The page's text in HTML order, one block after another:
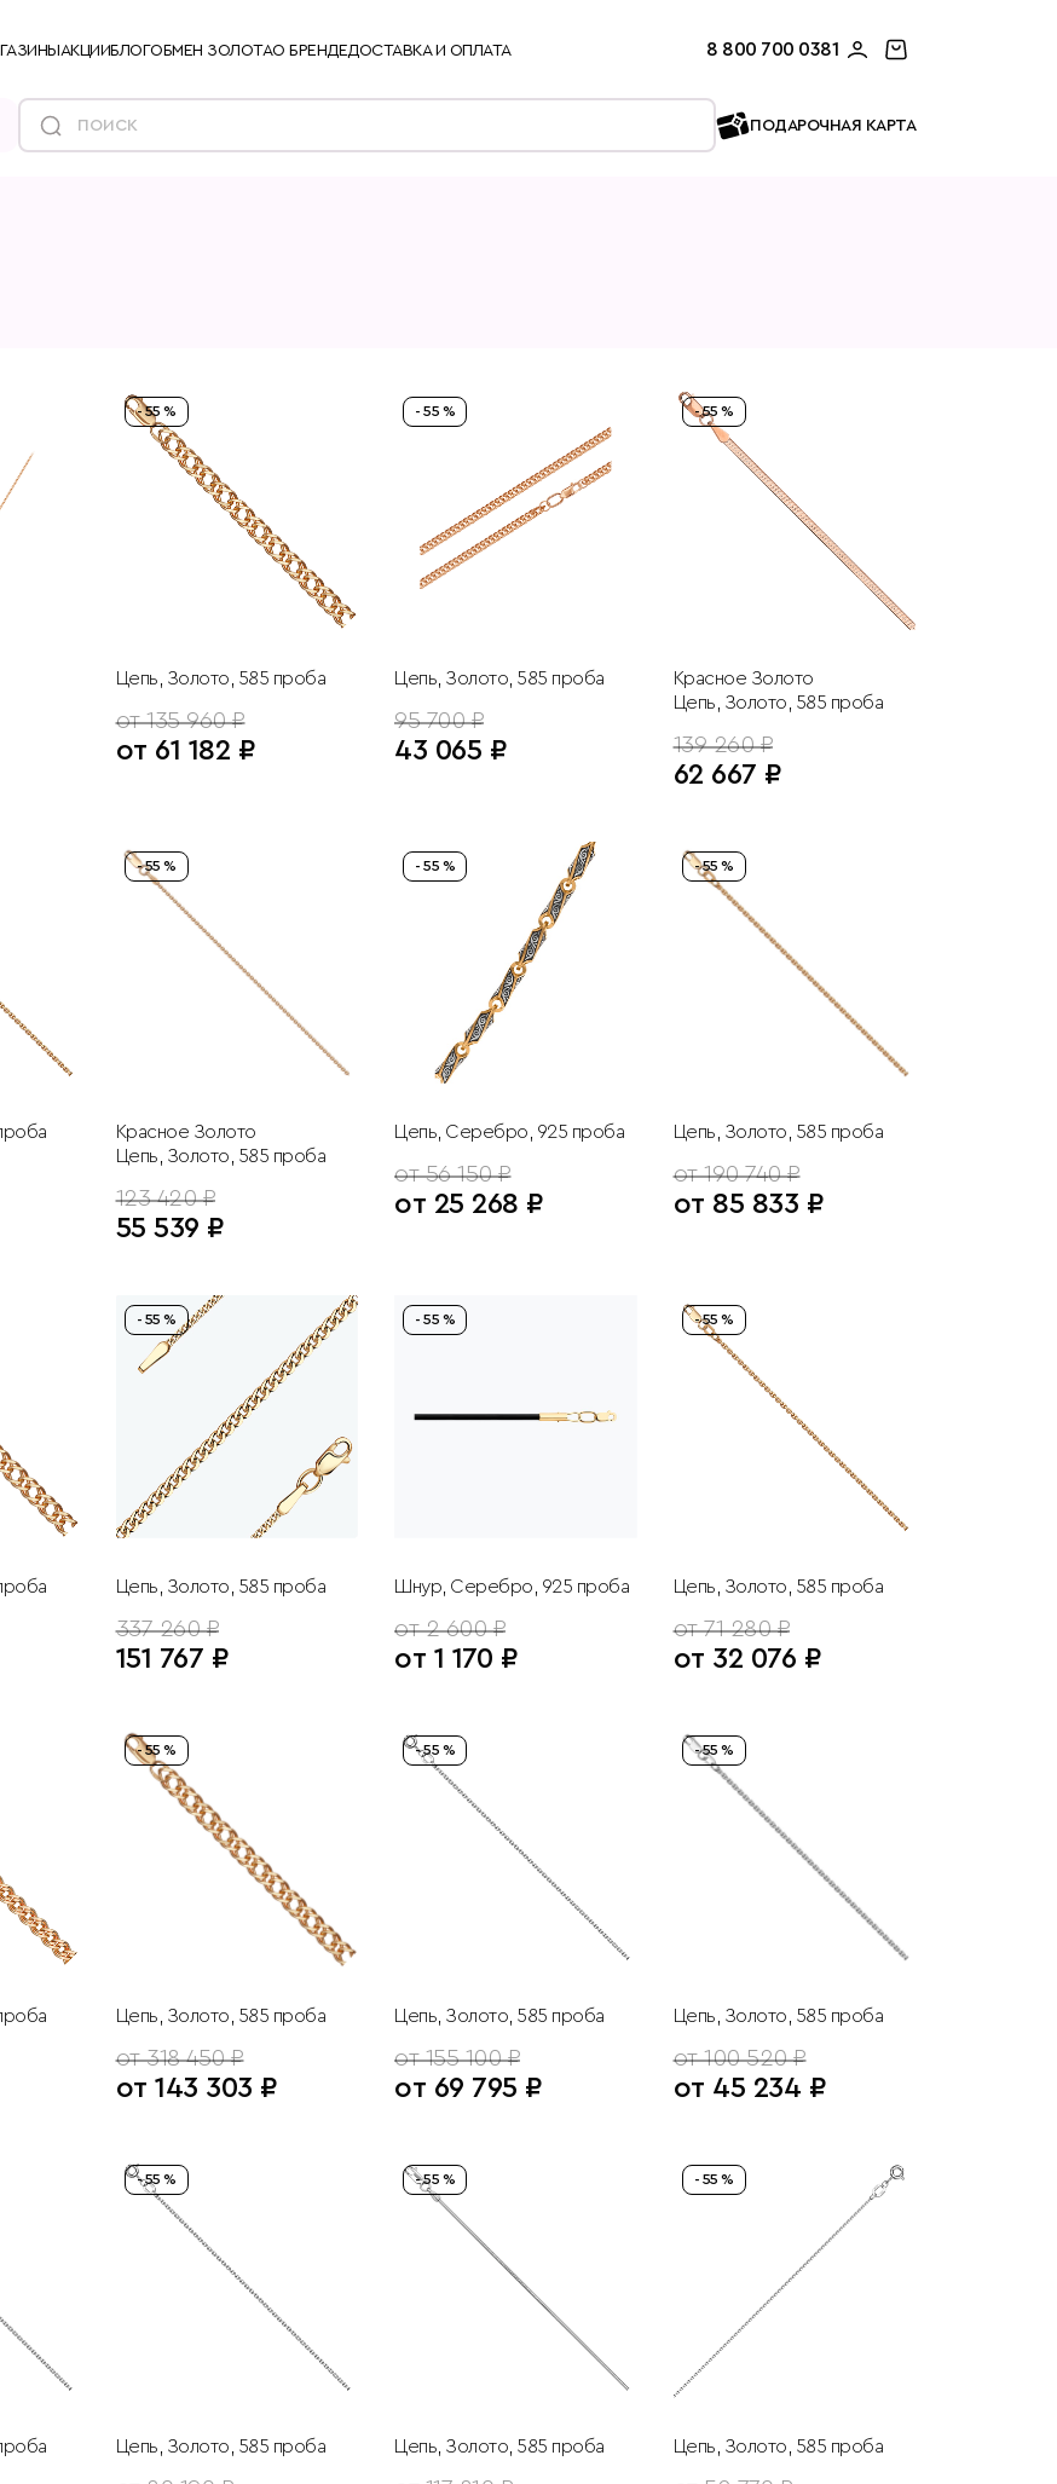
АКЦИИБЛОГОБМЕН ЗОЛОТАО БРЕНДЕДОСТАВКА И ОПЛАТА 8 800 700 0381
ПОДАРОЧНАЯ КАРТА
- 55 %
Цепь, Золото, 585 проба
от 135 960 ₽
от 61 182 ₽
- 55 %
Цепь, Золото, 585 проба
95 700 ₽
43 065 ₽
- 55 %
Красное Золото
Цепь, Золото, 585 проба
139 260 ₽
62 667 ₽
- 55 %
Красное Золото
Цепь, Золото, 585 проба
123 420 ₽
55 539 ₽
- 55 %
Цепь, Серебро, 925 проба
от 56 150 ₽
от 25 268 ₽
- 55 %
Цепь, Золото, 585 проба
от 190 740 ₽
от 85 833 ₽
- 55 %
Цепь, Золото, 585 проба
337 260 ₽
151 767 ₽
- 55 %
Шнур, Серебро, 925 проба
от 2 600 ₽
от 1 170 ₽
- 55 %
Цепь, Золото, 585 проба
от 71 280 ₽
от 32 076 ₽
- 55 %
Цепь, Золото, 585 проба
от 318 450 ₽
от 143 303 ₽
- 55 %
Цепь, Золото, 585 проба
от 155 100 ₽
от 69 795 ₽
- 55 %
Цепь, Золото, 585 проба
от 100 520 ₽
от 45 234 ₽
- 55 %
Цепь, Золото, 585 проба
- 55 %
Цепь, Золото, 585 проба
- 55 %
Цепь, Золото, 585 проба